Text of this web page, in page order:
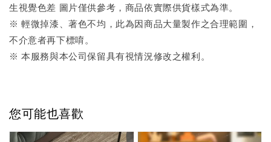
生視覺色差 圖片僅供參考，商品依實際供貨樣式為準。
※ 輕微掉漆、著色不均，此為因商品大量製作之合理範圍，
不介意者再下標唷。
※ 本服務與本公司保留具有視情況修改之權利。
您可能也喜歡